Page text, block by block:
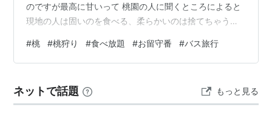
のですが最高に甘いって 桃園の人に聞くところによると
現地の人は固いのを食べる、柔らかいのは捨てちゃうよ
いの、赤くて大きいの～～🎵 これ採った かなり大きいし
重いです 欲深さが桃に表れています… 次は、テントに戻
っぱいんじゃないの？）っていうよっていうような 桃の
実がすごく甘くておいしいのは 感激しました 頑張って２
#桃 #桃狩り #食べ放題 #お留守番 #バス旅行
ネットで話題 もっと見る